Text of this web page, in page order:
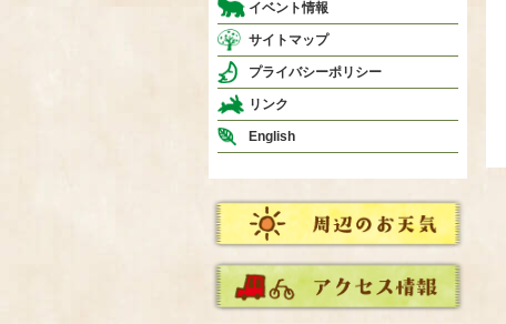
イベント情報
サイトマップ
プライバシーポリシー
リンク
English